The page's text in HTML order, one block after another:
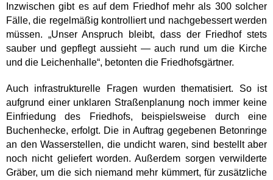
Inzwischen gibt es auf dem Friedhof mehr als 300 solcher
Fälle, die regelmäßig kontrolliert und nachgebessert werden
müssen. „Unser Anspruch bleibt, dass der Friedhof stets
sauber und gepflegt aussieht — auch rund um die Kirche
und die Leichenhalle“, betonten die Friedhofsgärtner.
Auch infrastrukturelle Fragen wurden thematisiert. So ist
aufgrund einer unklaren Straßenplanung noch immer keine
Einfriedung des Friedhofs, beispielsweise durch eine
Buchenhecke, erfolgt. Die in Auftrag gegebenen Betonringe
an den Wasserstellen, die undicht waren, sind bestellt aber
noch nicht geliefert worden. Außerdem sorgen verwilderte
Gräber, um die sich niemand mehr kümmert, für zusätzliche